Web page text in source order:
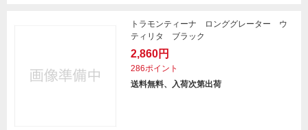
トラモンティーナ ロンググレーター ウ
ティリタ ブラック
2,860円
286ポイント
送料無料、入荷次第出荷